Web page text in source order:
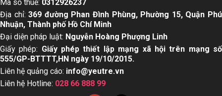
Mã số thuế: 0312926237
Địa chỉ:369 đường Phan Đình Phùng, Phường 15, Quận Phú
Nhuận, Thành phố Hồ Chí Minh
Đại diện pháp luật: Nguyễn Hoàng Phượng Linh
Giấy phép: Giấy phép thiết lập mạng xã hội trên mạng số
555/GP-BTTTT,HN ngày 19/10/2015.
Liên hệ quảng cáo: info@yeutre.vn
Liên hệ Hotline: 028 66 888 99